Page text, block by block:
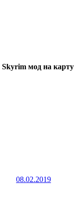
Skyrim мод на карту
08.02.2019